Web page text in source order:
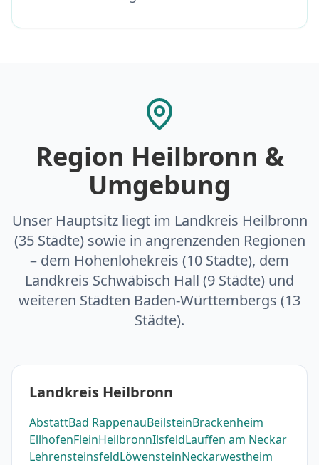
Region Heilbronn &
Umgebung
Unser Hauptsitz liegt im Landkreis Heilbronn
(35 Städte) sowie in angrenzenden Regionen
– dem Hohenlohekreis (10 Städte), dem
Landkreis Schwäbisch Hall (9 Städte) und
weiteren Städten Baden-Württembergs (13
Städte).
Landkreis Heilbronn
AbstattBad RappenauBeilsteinBrackenheim
EllhofenFleinHeilbronnIlsfeldLauffen am Neckar
LehrensteinsfeldLöwensteinNeckarwestheim